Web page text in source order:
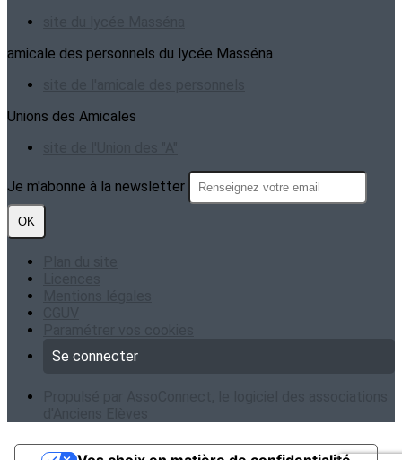
amicale des personnels du lycée Masséna
Unions des Amicales
Je m'abonne à la newsletter
OK
Se connecter